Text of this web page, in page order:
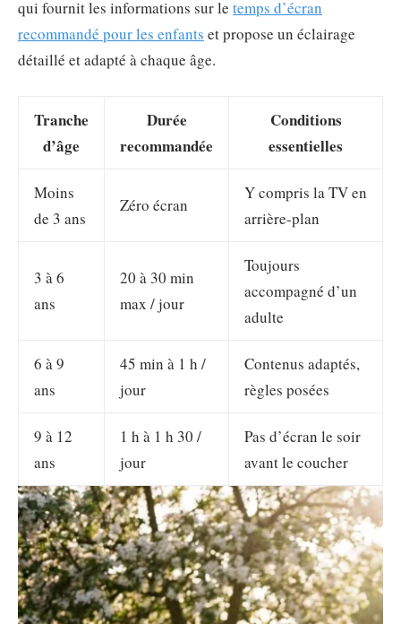
qui fournit les informations sur le temps d’écran
recommandé pour les enfants et propose un éclairage
détaillé et adapté à chaque âge.
Tranche
d’âge
Durée
recommandée
Conditions
essentielles
Moins
de 3 ans
Zéro écran
Y compris la TV en
arrière-plan
3 à 6
ans
20 à 30 min
max / jour
Toujours
accompagné d’un
adulte
6 à 9
ans
45 min à 1 h /
jour
Contenus adaptés,
règles posées
9 à 12
ans
1 h à 1 h 30 /
jour
Pas d’écran le soir
avant le coucher